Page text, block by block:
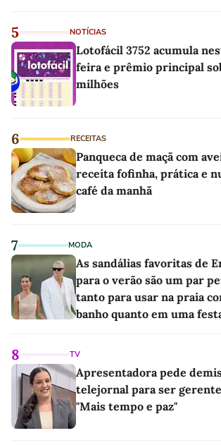
5 NOTÍCIAS
Lotofácil 3752 acumula
feira e prêmio principal
milhões
6 RECEITAS
Panqueca de maçã com
receita fofinha, prática e
café da manhã
7 MODA
As sandálias favoritas de
para o verão são um par
tanto para usar na praia
banho quanto em uma
8 TV
Apresentadora pede
telejornal para ser
"Mais tempo e paz"